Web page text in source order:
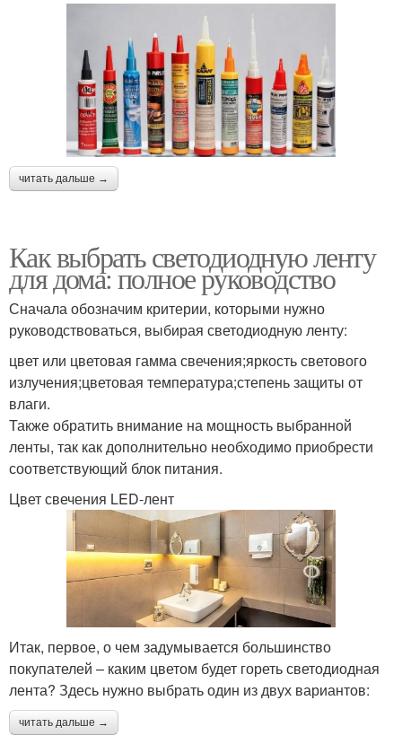
читать дальше →
Как выбрать светодиодную ленту
для дома: полное руководство
Сначала обозначим критерии, которыми нужно
руководствоваться, выбирая светодиодную ленту:
цвет или цветовая гамма свечения;яркость светового
излучения;цветовая температура;степень защиты от
влаги.
Также обратить внимание на мощность выбранной
ленты, так как дополнительно необходимо приобрести
соответствующий блок питания.
Цвет свечения LED-лент
Итак, первое, о чем задумывается большинство
покупателей – каким цветом будет гореть светодиодная
лента? Здесь нужно выбрать один из двух вариантов:
читать дальше →